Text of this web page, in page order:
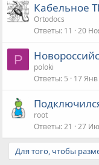
Кабельное
Ortodocs
Ответы 11 20
P
poloki
Ответы 5 17
root
Ответы 21 27
Для того, чтобы